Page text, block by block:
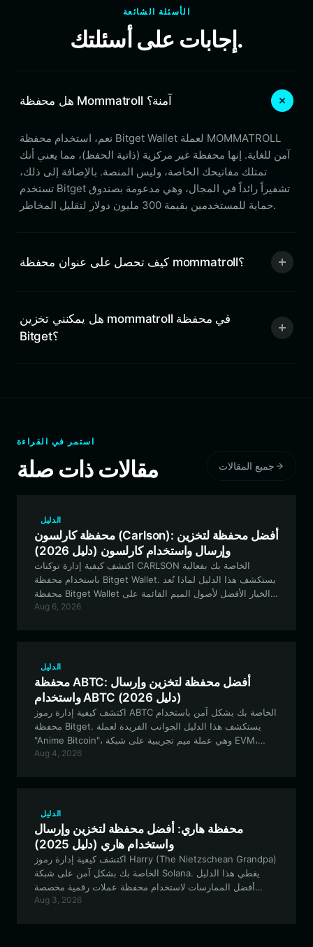
الأسئلة الشائعة
إجابات على أسئلتك.
هل محفظة Mommatroll آمنة؟
نعم، استخدام محفظة Bitget Wallet لعملة MOMMATROLL
آمن للغاية. إنها محفظة غير مركزية (ذاتية الحفظ)، مما يعني أنك
تمتلك مفاتيحك الخاصة، وليس المنصة. بالإضافة إلى ذلك،
تستخدم Bitget تشفيراً رائداً في المجال، وهي مدعومة بصندوق
حماية للمستخدمين بقيمة 300 مليون دولار لتقليل المخاطر.
كيف تحصل على عنوان محفظة mommatroll؟
هل يمكنني تخزين mommatroll في محفظة
Bitget؟
استمر في القراءة
مقالات ذات صلة جميع المقالات
الدليل
محفظة كارلسون (Carlson): أفضل محفظة لتخزين
وإرسال واستخدام كارلسون (دليل 2026)
اكتشف كيفية إدارة توكنات CARLSON الخاصة بك بفعالية
باستخدام محفظة Bitget Wallet. يستكشف هذا الدليل لماذا تُعد
محفظة Bitget Wallet الخيار الأفضل لأصول الميم القائمة على
شبكة Solana، حيث توفر ميزات آمنة وعالية السرعة وسهلة
Aug 6, 2026
الدليل
محفظة ABTC: أفضل محفظة لتخزين وإرسال
واستخدام ABTC (دليل 2026)
اكتشف كيفية إدارة رموز ABTC الخاصة بك بشكل آمن باستخدام
محفظة Bitget. يستكشف هذا الدليل الجوانب الفريدة لعملة
"Anime Bitcoin"، وهي عملة ميم تجريبية على شبكة EVM،
ويقدم خارطة طريق واضحة لإعداد محفظتك لتداول هذه العملة،
Aug 4, 2026
الدليل
محفظة هاري: أفضل محفظة لتخزين وإرسال
واستخدام هاري (دليل 2025)
اكتشف كيفية إدارة رموز Harry (The Nietzschean Grandpa)
الخاصة بك بشكل آمن على شبكة Solana. يغطي هذا الدليل
أفضل الممارسات لاستخدام محفظة عملات رقمية مخصصة
Aug 3, 2026